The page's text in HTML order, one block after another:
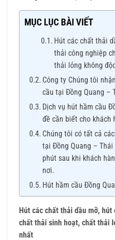
MỤC LỤC BÀI VIẾT
Hút các chất thải
thải công nghiệp
thải lỏng không
Công ty Chúng tôi
cầu tại Đồng Quang –
Dịch vụ hút hầm cầu
đề cần biết cho khách
Chúng tôi có tất cả
tại Đồng Quang –
phút sau khi khách
nơi.
Hút hầm cầu Đồng
Hút các chất thải dầu mỡ,
chất thải sinh hoạt, chất thải
nhất